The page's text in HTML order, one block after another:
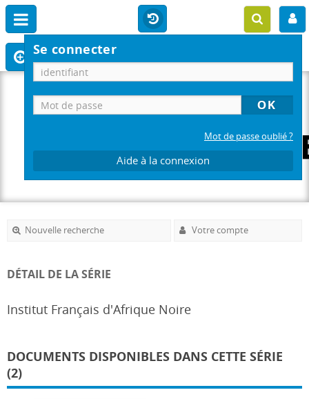
Se connecter
Mot de passe oublié ?
Aide à la connexion
Nouvelle recherche Votre compte
DÉTAIL DE LA SÉRIE
Institut Français d'Afrique Noire
DOCUMENTS DISPONIBLES DANS CETTE SÉRIE
(2)